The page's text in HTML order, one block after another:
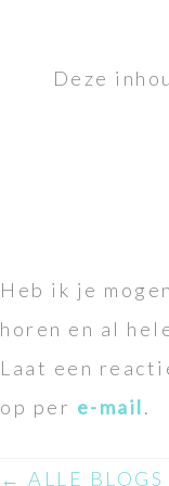
Deze
Heb ik je
horen en al
Laat een
op per e-mail.
← ALLE BLOGS